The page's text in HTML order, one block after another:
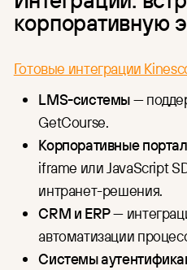
корпоративную
Готовые интеграции
LMS-системы—
GetCourse.
Корпоративные
iframe или JavaScript
интранет-решения.
CRM и ERP—
автоматизации
Системы